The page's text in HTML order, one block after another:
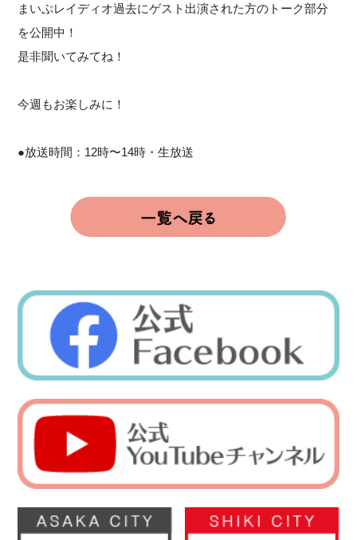
まいぷレイディオ過去にゲスト出演された方のトーク部分
を公開中！
是非聞いてみてね！
今週もお楽しみに！
●放送時間：12時〜14時・生放送